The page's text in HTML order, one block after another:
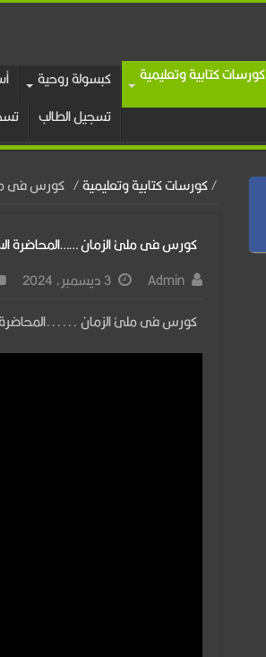
كورسات كتابية وتعليمية كبسولة روحية
تسجيل الطالب
/كورسات كتابية وتعليمية/ كورس فى
كورس فى ملئ الزمان ……المحاضرة
Admin
3 ديسمبر، 2024
كورس فى ملئ الزمان